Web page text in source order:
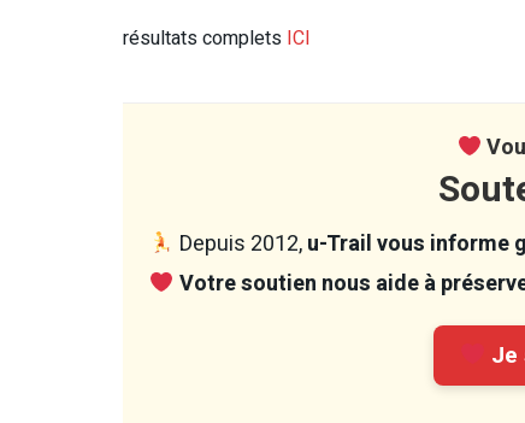
résultats complets ICI
Depuis 2012,u-Trail vous informe
Votre soutien nous aide à
Je